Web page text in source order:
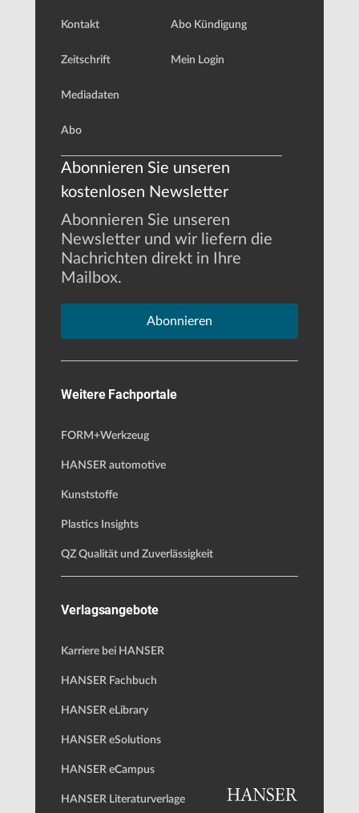
Kontakt
Zeitschrift
Mediadaten
Abo
Abo Kündigung
Mein Login
Abonnieren Sie unseren
kostenlosen Newsletter
Abonnieren Sie unseren
Newsletter und wir liefern die
Nachrichten direkt in Ihre
Mailbox.
Abonnieren
Weitere Fachportale
FORM+Werkzeug
HANSER automotive
Kunststoffe
Plastics Insights
QZ Qualität und Zuverlässigkeit
Verlagsangebote
Karriere bei HANSER
HANSER Fachbuch
HANSER eLibrary
HANSER eSolutions
HANSER eCampus
HANSER Literaturverlage